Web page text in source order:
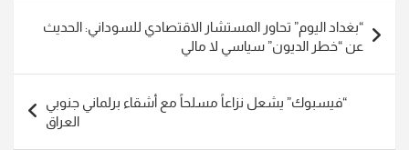
المقالات
“بغداد اليوم” تحاور المستشار الاقتصادي للسوداني: الحديث
عن “خطر الديون” سياسي لا مالي
“فيسبوك” يشعل نزاعاً مسلحاً مع أشقاء برلماني جنوبي
العراق